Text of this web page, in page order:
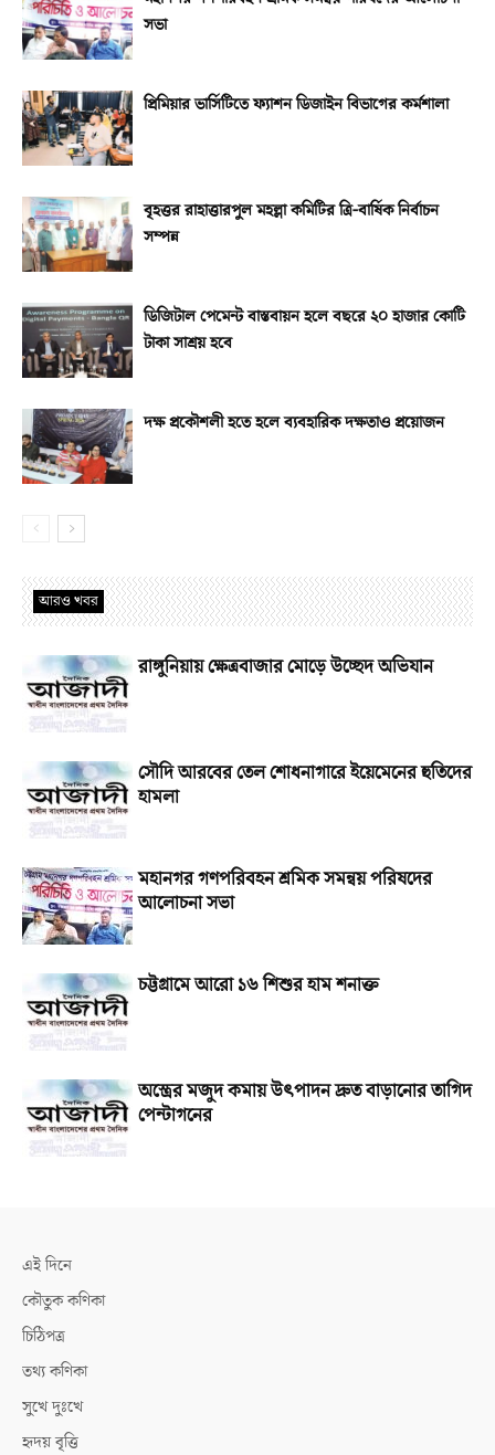
সভা
প্রিমিয়ার ভার্সিটিতে ফ্যাশন ডিজাইন বিভাগের কর্মশালা
বৃহত্তর রাহাত্তারপুল মহল্লা কমিটির ত্রি-বার্ষিক নির্বাচন
সম্পন্ন
ডিজিটাল পেমেন্ট বাস্তবায়ন হলে বছরে ২০ হাজার কোটি
টাকা সাশ্রয় হবে
দক্ষ প্রকৌশলী হতে হলে ব্যবহারিক দক্ষতাও প্রয়োজন
আরও খবর
রাঙ্গুনিয়ায় ক্ষেত্রবাজার মোড়ে উচ্ছেদ অভিযান
সৌদি আরবের তেল শোধনাগারে ইয়েমেনের হুতিদের
হামলা
মহানগর গণপরিবহন শ্রমিক সমন্বয় পরিষদের
আলোচনা সভা
চট্টগ্রামে আরো ১৬ শিশুর হাম শনাক্ত
অস্ত্রের মজুদ কমায় উৎপাদন দ্রুত বাড়ানোর তাগিদ
পেন্টাগনের
এই দিনে
কৌতুক কণিকা
চিঠিপত্র
তথ্য কণিকা
সুখে দুঃখে
হৃদয় বৃত্তি